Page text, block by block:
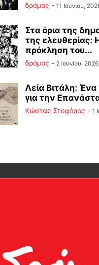
δρόμος - 11 Ιουνίου,
Στα όρια της
της ελευθερίας:
πρόκληση του...
δρόμος - 2 Ιουνίου, 2026
Λεία Βιτάλη:
για την
Κώστας Στοφόρος - 1